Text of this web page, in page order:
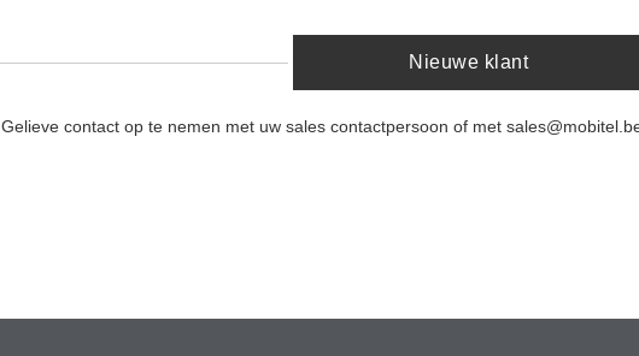
Nieuwe klant
Gelieve contact op te nemen met uw sales contactpersoon of met